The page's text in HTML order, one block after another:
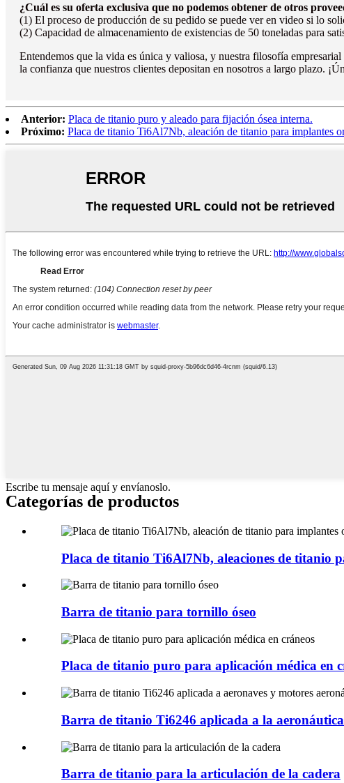
¿Cuál es su oferta exclusiva que no podemos obtener de otros
(1) El proceso de producción de su pedido se puede ver en video si lo
(2) Capacidad de almacenamiento de existencias de 50 toneladas para
Entendemos que la vida es única y valiosa, y nuestra filosofía
la confianza que nuestros clientes depositan en nosotros a largo plazo.
Anterior: Placa de titanio puro y aleado para fijación ósea interna.
Próximo: Placa de titanio Ti6Al7Nb, aleación de titanio para implantes
Escribe tu mensaje aquí y envíanoslo.
Categorías de productos
Placa de titanio Ti6Al7Nb, aleaciones de titanio
Barra de titanio para tornillo óseo
Placa de titanio puro para aplicación médica en
Barra de titanio Ti6246 aplicada a la
Barra de titanio para la articulación de la cadera